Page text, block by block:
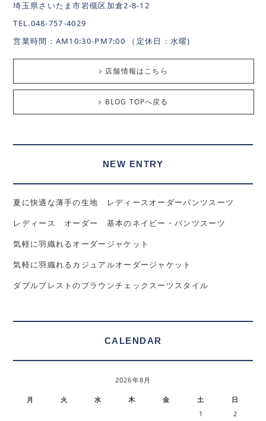
埼玉県さいたま市岩槻区加倉2-8-12
TEL.048-757-4029
営業時間：AM10:30-PM7:00 （定休日：水曜)
店舗情報はこちら
BLOG TOPへ戻る
NEW ENTRY
夏に快適な薄手の生地 レディースオーダーパンツスーツ
レディース オーダー 基本のネイビー・パンツスーツ
気軽に羽織れるオーダージャケット
気軽に羽織れるカジュアルオーダージャケット
ダブルブレストのブラウンチェックスーツスタイル
CALENDAR
2026年8月
月 火 水 木 金 土 日
1
2